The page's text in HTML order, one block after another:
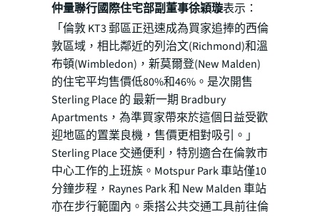
仲量聯行國際住宅部副董事徐穎璇表示：
「倫敦 KT3 郵區正迅速成為買家追捧的西倫
敦區域，相比鄰近的列治文(Richmond)和溫
布頓(Wimbledon)，新莫爾登(New Malden)
的住宅平均售價低80%和46%。是次開售
Sterling Place 的 最新一期 Bradbury
Apartments，為準買家帶來於這個日益受歡
迎地區的置業良機，售價更相對吸引。」
Sterling Place 交通便利，特別適合在倫敦市
中心工作的上班族。Motspur Park 車站僅10
分鐘步程，Raynes Park 和 New Malden 車站
亦在步行範圍內。乘搭公共交通工具前往倫